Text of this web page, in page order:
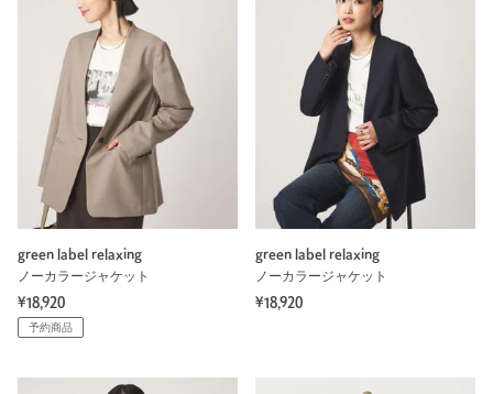
green label relaxing
ノーカラージャケット
¥18,920
予約商品
green label relaxing
ノーカラージャケット
¥18,920